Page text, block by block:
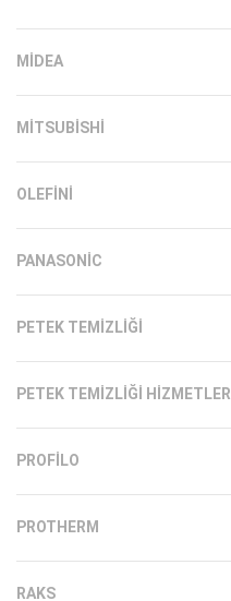
MIDEA
MITSUBISHI
OLEFINI
PANASONIC
PETEK TEMIZLIĞI
PETEK TEMIZLIĞI HIZMETLERI
PROFILO
PROTHERM
RAKS